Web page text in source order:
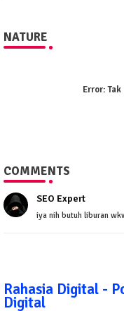
NATURE
Error:
COMMENTS
SEO Expert
iya nih butuh liburan
Rahasia Digital -
Digital